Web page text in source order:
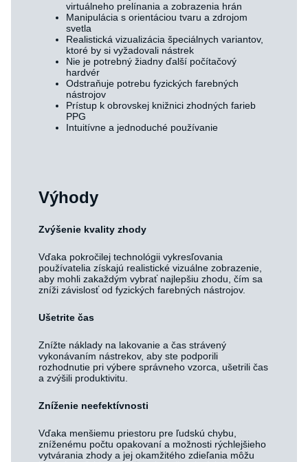
virtuálneho prelínania a zobrazenia hrán
Manipulácia s orientáciou tvaru a zdrojom
svetla
Realistická vizualizácia špeciálnych variantov,
ktoré by si vyžadovali nástrek
Nie je potrebný žiadny ďalší počítačový
hardvér
Odstraňuje potrebu fyzických farebných
nástrojov
Prístup k obrovskej knižnici zhodných farieb
PPG
Intuitívne a jednoduché používanie
Výhody
Zvýšenie kvality zhody
Vďaka pokročilej technológii vykresľovania
používatelia získajú realistické vizuálne zobrazenie,
aby mohli zakaždým vybrať najlepšiu zhodu, čím sa
zníži závislosť od fyzických farebných nástrojov.
Ušetrite čas
Znížte náklady na lakovanie a čas strávený
vykonávaním nástrekov, aby ste podporili
rozhodnutie pri výbere správneho vzorca, ušetrili čas
a zvýšili produktivitu.
Zníženie neefektívnosti
Vďaka menšiemu priestoru pre ľudskú chybu,
zníženému počtu opakovaní a možnosti rýchlejšieho
vytvárania zhody a jej okamžitého zdieľania môžu